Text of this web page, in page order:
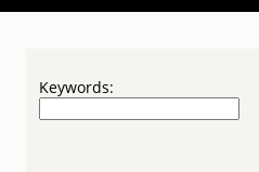
Keywords: